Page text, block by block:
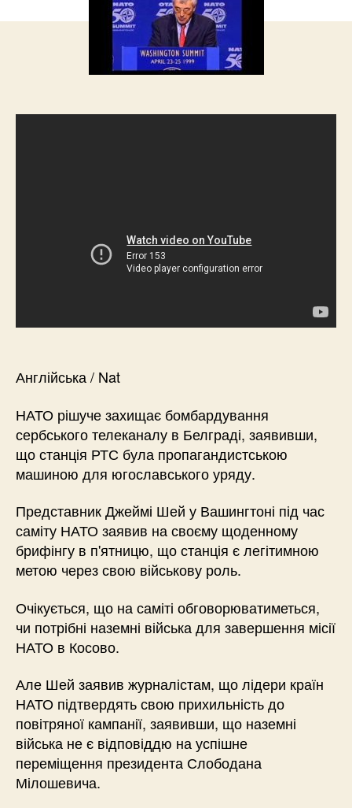
Англійська / Nat
НАТО рішуче захищає бомбардування
сербського телеканалу в Белграді, заявивши,
що станція РТС була пропагандистською
машиною для югославського уряду.
Представник Джеймі Шей у Вашингтоні під час
саміту НАТО заявив на своєму щоденному
брифінгу в п'ятницю, що станція є легітимною
метою через свою військову роль.
Очікується, що на саміті обговорюватиметься,
чи потрібні наземні війська для завершення місії
НАТО в Косово.
Але Шей заявив журналістам, що лідери країн
НАТО підтвердять свою прихильність до
повітряної кампанії, заявивши, що наземні
війська не є відповіддю на успішне
переміщення президента Слободана
Мілошевича.